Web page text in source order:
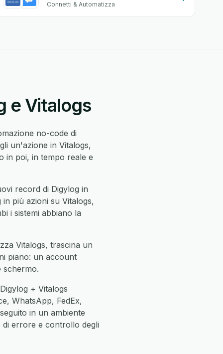
Connetti & Automatizza
e Vitalogs
no-code di
un'azione in Vitalogs,
in poi, in tempo reale e
record di Digylog in
più azioni su Vitalogs,
i sistemi abbiano la
Vitalogs, trascina un
piano: un account
schermo.
+ Vitalogs
WhatsApp, FedEx,
in un ambiente
di errore e controllo degli